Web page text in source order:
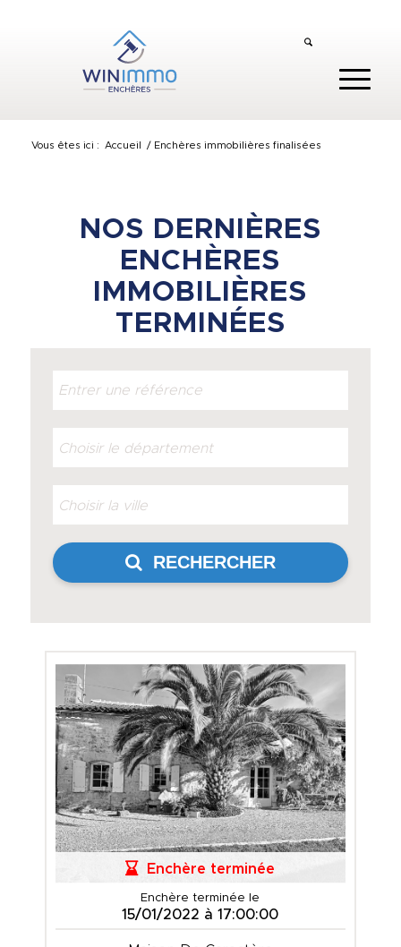
Vous êtes ici : Accueil / Enchères immobilières finalisées
NOS DERNIÈRES
ENCHÈRES
IMMOBILIÈRES
TERMINÉES
RECHERCHER
Enchère terminée
Enchère terminée le
15/01/2022 à 17:00:00